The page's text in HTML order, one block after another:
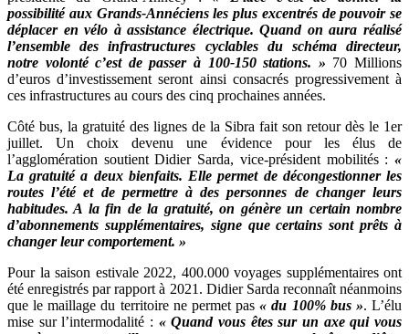
possibilité aux Grands-Annéciens les plus excentrés de pouvoir se
déplacer en vélo à assistance électrique. Quand on aura réalisé
l’ensemble des infrastructures cyclables du schéma directeur,
notre volonté c’est de passer à 100-150 stations. » 70 Millions
d’euros d’investissement seront ainsi consacrés progressivement à
ces infrastructures au cours des cinq prochaines années.
Côté bus, la gratuité des lignes de la Sibra fait son retour dès le 1er
juillet. Un choix devenu une évidence pour les élus de
l’agglomération soutient Didier Sarda, vice-président mobilités : «
La gratuité a deux bienfaits. Elle permet de décongestionner les
routes l’été et de permettre à des personnes de changer leurs
habitudes. A la fin de la gratuité, on génère un certain nombre
d’abonnements supplémentaires, signe que certains sont prêts à
changer leur comportement. »
Pour la saison estivale 2022, 400.000 voyages supplémentaires ont
été enregistrés par rapport à 2021. Didier Sarda reconnaît néanmoins
que le maillage du territoire ne permet pas« du 100% bus ». L’élu
mise sur l’intermodalité : « Quand vous êtes sur un axe qui vous